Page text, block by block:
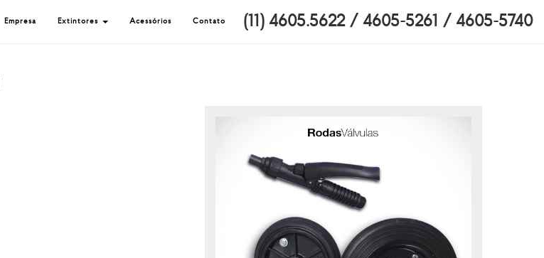
Empresa Extintores Acessórios Contato (11) 4605.5622 / 4605-5261 / 4605-5740